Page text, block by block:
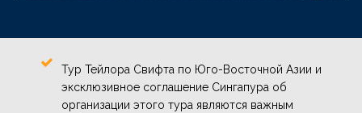
Тур Тейлора Свифта по Юго-Восточной Азии и
эксклюзивное соглашение Сингапура об
организации этого тура являются важным